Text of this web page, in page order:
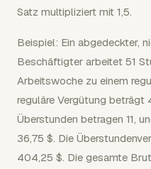
Satz multipliziert mit 1,5.
Beispiel: Ein abgedeckter,
Beschäftigter arbeitet 51
Arbeitswoche zu einem
reguläre Vergütung
Überstunden betragen 11,
36,75 $. Die
404,25 $. Die gesamte